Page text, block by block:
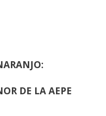
DE LA AEPE